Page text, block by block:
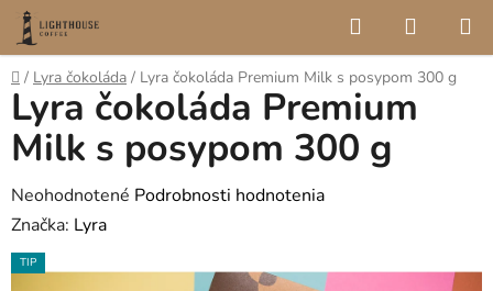
Prejsť
obsah
Hľadať
KOŠÍK
Domov
/ Lyra čokoláda / Lyra čokoláda Premium Milk s posypom 300 g
Lyra čokoláda Premium
Milk s posypom 300 g
Priemerné
hodnotenie
produktu
Neohodnotené Podrobnosti hodnotenia
Značka: Lyra
TIP